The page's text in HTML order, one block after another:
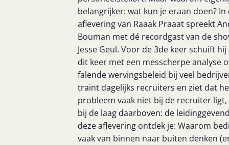
belangrijker: wat kun je eraan doen? In
aflevering van Raaak Praaat spreekt
Bouman met dé recordgast van de
Jesse Geul. Voor de 3de keer schuift hij
dit keer met een messcherpe analyse
falende wervingsbeleid bij veel
traint dagelijks recruiters en ziet dat
probleem vaak niet bij de recruiter
bij de laag daarboven: de
deze aflevering ontdek je: Waarom
vaak van binnen naar buiten denken